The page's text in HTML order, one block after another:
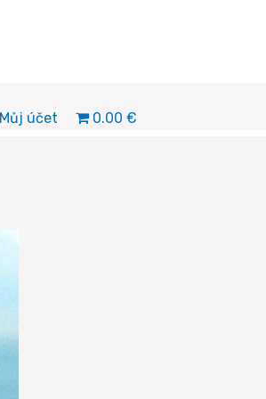
Můj účet 0.00 €